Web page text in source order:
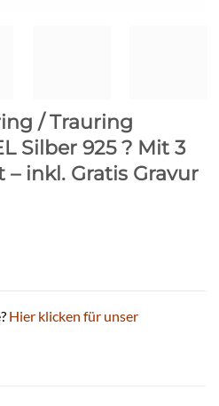
/ Trauring
Silber 925 ? Mit 3
inkl. Gratis Gravur
Hier klicken für unser